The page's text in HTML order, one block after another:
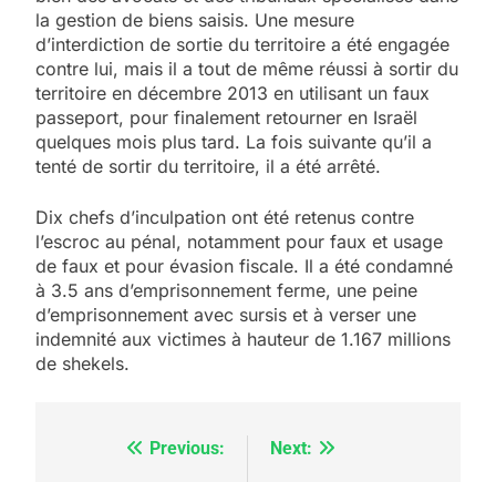
la gestion de biens saisis. Une mesure
d’interdiction de sortie du territoire a été engagée
contre lui, mais il a tout de même réussi à sortir du
territoire en décembre 2013 en utilisant un faux
passeport, pour finalement retourner en Israël
quelques mois plus tard. La fois suivante qu’il a
tenté de sortir du territoire, il a été arrêté.
Dix chefs d’inculpation ont été retenus contre
l’escroc au pénal, notamment pour faux et usage
de faux et pour évasion fiscale. Il a été condamné
à 3.5 ans d’emprisonnement ferme, une peine
d’emprisonnement avec sursis et à verser une
indemnité aux victimes à hauteur de 1.167 millions
de shekels.
NavigationPrevious:
Next:
2025, l’année la plus
l’antisémitisme